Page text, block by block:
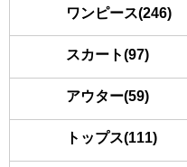
ワンピース(246)
スカート(97)
アウター(59)
トップス(111)